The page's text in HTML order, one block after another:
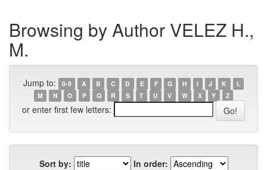
Browsing by Author VELEZ H.,
M.
Jump to: 0-9 A B C D E F G H I J K
L
M
N O P Q R S T U V W X Y Z
or enter first few letters:
Sort by:
In order: